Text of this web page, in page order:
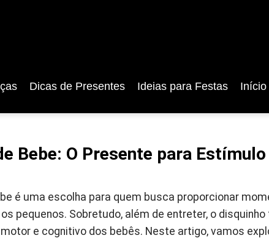
Dicas de Presentes Ideias para Festas Início
Bebe: O Presente para
é uma escolha para quem busca proporcionar
pequenos. Sobretudo, além de entreter, o
e cognitivo dos bebês. Neste artigo, vamos